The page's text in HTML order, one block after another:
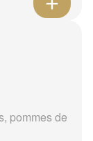
pommes de